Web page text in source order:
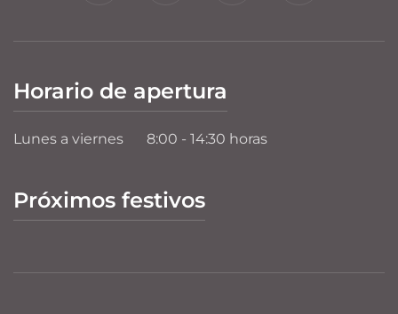
Horario de apertura
Lunes a viernes 8:00 - 14:30 horas
Próximos festivos